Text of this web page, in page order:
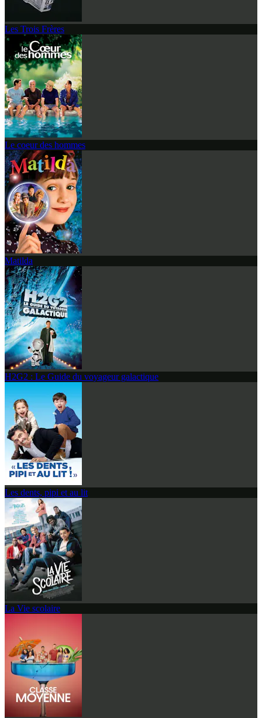
Les Trois Frères
Le coeur des hommes
Matilda
H2G2 : Le Guide du voyageur galactique
Les dents, pipi et au lit
La Vie scolaire